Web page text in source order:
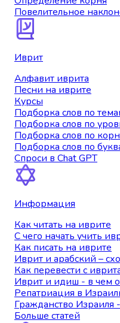
Повелительное
Иврит
Алфавит иврита
Песни на иврите
Курсы
Подборка слов по
Подборка слов по
Подборка слов по
Подборка слов по
Спроси в Chat GPT
Информация
Как читать на иврите
С чего начать учить
Как писать на иврите
Иврит и арабский –
Как перевести с
Иврит и идиш - в чем
Репатриация в
Гражданство Израиля
Больше статей